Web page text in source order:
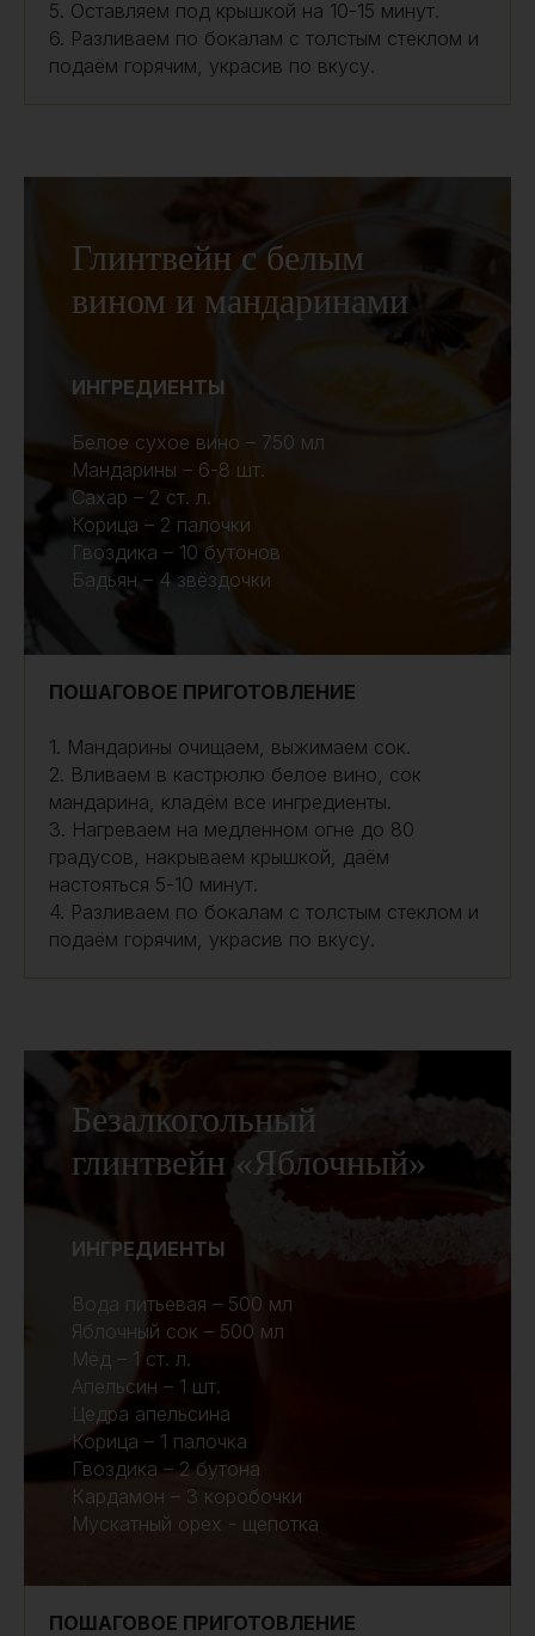
5. Оставляем под крышкой на 10-15 минут.
6. Разливаем по бокалам с толстым стеклом и
подаём горячим, украсив по вкусу.
Глинтвейн с белым
вином и мандаринами
ИНГРЕДИЕНТЫ
Белое сухое вино – 750 мл
Мандарины – 6-8 шт.
Сахар – 2 ст. л.
Корица – 2 палочки
Гвоздика – 10 бутонов
Бадьян – 4 звёздочки
ПОШАГОВОЕ ПРИГОТОВЛЕНИЕ
1. Мандарины очищаем, выжимаем сок.
2. Вливаем в кастрюлю белое вино, сок
мандарина, кладём все ингредиенты.
3. Нагреваем на медленном огне до 80
градусов, накрываем крышкой, даём
настояться 5-10 минут.
4. Разливаем по бокалам с толстым стеклом и
подаём горячим, украсив по вкусу.
Безалкогольный
глинтвейн «Яблочный»
ИНГРЕДИЕНТЫ
Вода питьевая – 500 мл
Яблочный сок – 500 мл
Мёд – 1 ст. л.
Апельсин – 1 шт.
Цедра апельсина
Корица – 1 палочка
Гвоздика – 2 бутона
Кардамон – 3 коробочки
Мускатный орех - щепотка
ПОШАГОВОЕ ПРИГОТОВЛЕНИЕ